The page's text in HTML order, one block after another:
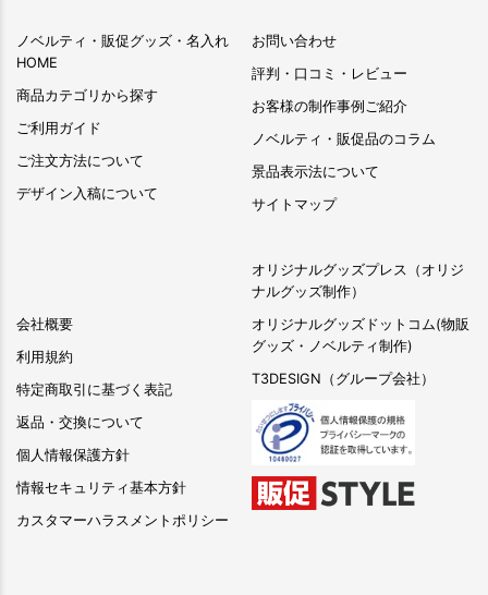
ノベルティ・販促グッズ・名入れ
HOME
商品カテゴリから探す
ご利用ガイド
ご注文方法について
デザイン入稿について
会社概要
利用規約
特定商取引に基づく表記
返品・交換について
個人情報保護方針
情報セキュリティ基本方針
カスタマーハラスメントポリシー
お問い合わせ
評判・口コミ・レビュー
お客様の制作事例ご紹介
ノベルティ・販促品のコラム
景品表示法について
サイトマップ
オリジナルグッズプレス（オリジ
ナルグッズ制作）
オリジナルグッズドットコム(物販
グッズ・ノベルティ制作)
T3DESIGN（グループ会社）